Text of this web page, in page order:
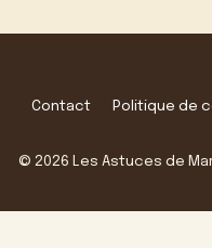
Contact Politique de
© 2026 Les Astuces de